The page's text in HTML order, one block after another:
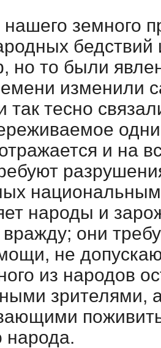
нашего земного
бедствий
но то были
изменили
так тесно
и на
народы и
они
не
из народов
зрителями,
народа.